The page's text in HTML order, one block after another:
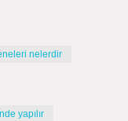
nelerdir
yapılır